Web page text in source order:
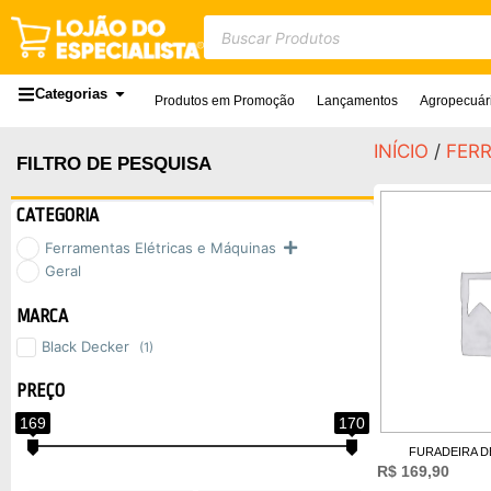
Categorias Produtos em Promoção Lançamentos
FILTRO DE PESQUISA
CATEGORIA
Ferramentas Elétricas e Máquinas
Geral
MARCA
Black Decker (1)
PREÇO
169 170
INÍCIO /
FURADEIRA
R$ 169,90